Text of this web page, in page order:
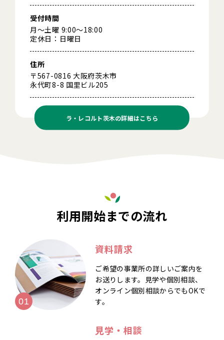
受付時間
月～土曜 9:00～18:00
定休日：日曜日
住所
〒567-0816 大阪府茨木市
永代町8-8 国里ビル205
ラ・レコルト茨木の詳細はこちら
利用開始までの流れ
資料請求
ご希望の事業所の詳しいご案内を
お送りします。見学や個別相談、
オンライン個別相談からでもOKで
す。
見学・相談